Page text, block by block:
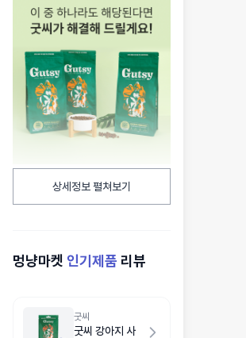
상세정보 펼쳐보기
멍냥마켓 인기제품 리뷰
굿씨
굿씨 강아지 사